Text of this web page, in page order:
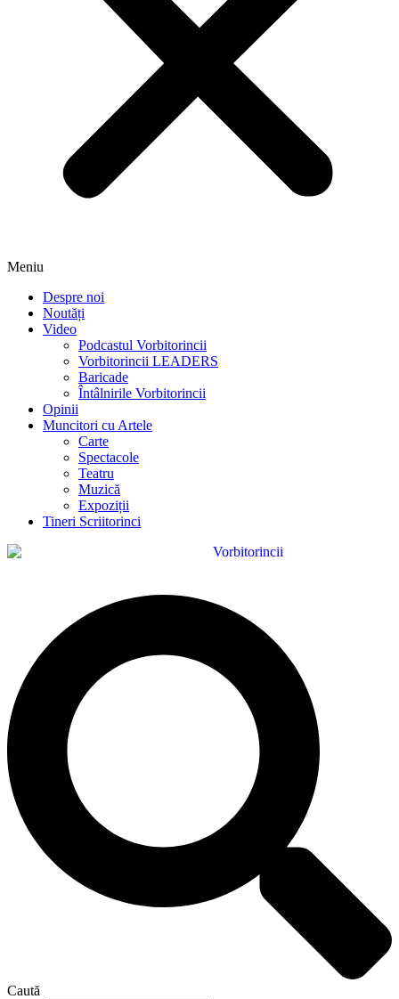
Meniu
Despre noi
Noutăți
Video
Podcastul Vorbitorincii
Vorbitorincii LEADERS
Baricade
Întâlnirile Vorbitorincii
Opinii
Muncitori cu Artele
Carte
Spectacole
Teatru
Muzică
Expoziții
Tineri Scriitorinci
Caută